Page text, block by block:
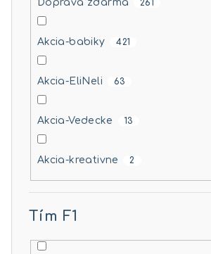
Doprava zdarma 261
Akcia-babiky 421
Akcia-EliNeli 63
Akcia-Vedecke 13
Akcia-kreativne 2
Tím F1